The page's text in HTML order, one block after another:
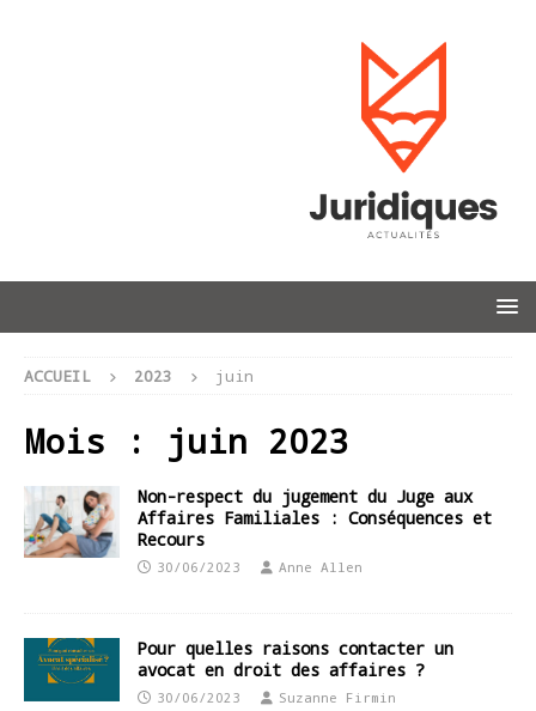
ACCUEIL 2023 juin
Mois : juin 2023
Non-respect du jugement du Juge aux
Affaires Familiales : Conséquences et
Recours
30/06/2023 Anne Allen
Pour quelles raisons contacter un
avocat en droit des affaires ?
30/06/2023 Suzanne Firmin